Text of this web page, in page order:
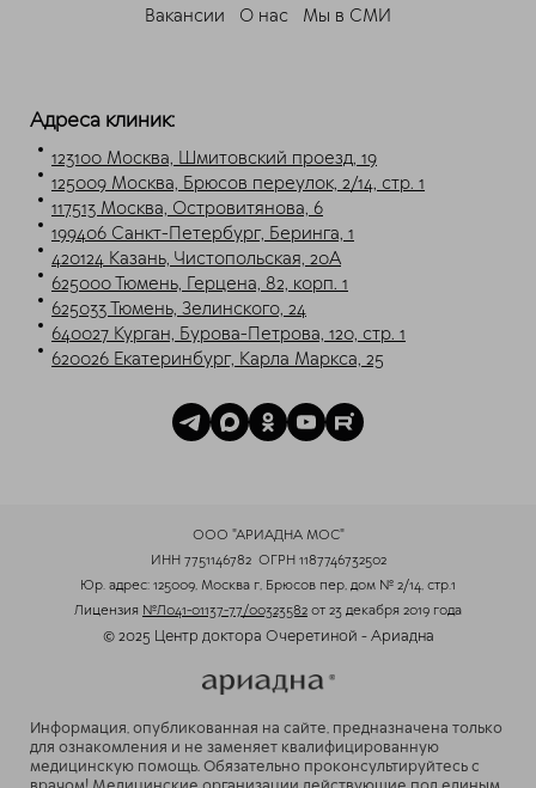
Вакансии
О нас Мы в СМИ
Адреса клиник:
123100 Москва, Шмитовский проезд, 19
125009 Москва, Брюсов переулок, 2/14, стр. 1
117513 Москва, Островитянова, 6
199406 Санкт-Петербург, Беринга, 1
420124 Казань, Чистопольская, 20А
625000 Тюмень, Герцена, 82, корп. 1
625033 Тюмень, Зелинского, 24
640027 Курган, Бурова-Петрова, 120, стр. 1
620026 Екатеринбург, Карла Маркса, 25
ООО "АРИАДНА МОС"
ИНН 7751146782 ОГРН 1187746732502
Юр. адрес: 125009, Москва г, Брюсов пер, дом № 2/14, стр.1
Лицензия №Л041-01137-77/00323582 от 23 декабря 2019 года
© 2025 Центр доктора Очеретиной - Ариадна
Информация, опубликованная на сайте, предназначена только
для ознакомления и не заменяет квалифицированную
медицинскую помощь. Обязательно проконсультируйтесь с